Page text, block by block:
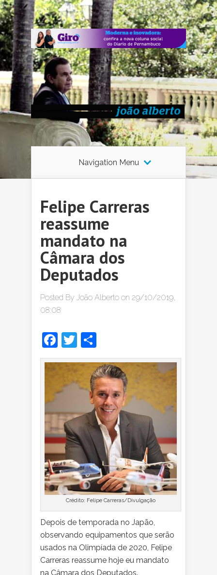
Navigation Menu
Felipe Carreras
reassume
mandato na
Câmara dos
Deputados
Posted By João Alberto on 29/10/2019,
08:08
Facebook
Twitter
Crédito: Felipe Carreras/Divulgação
Depois de temporada no Japão,
observando equipamentos que serão
usados na Olimpíada de 2020, Felipe
Carreras reassume hoje eu mandato
na Câmara dos Deputados.